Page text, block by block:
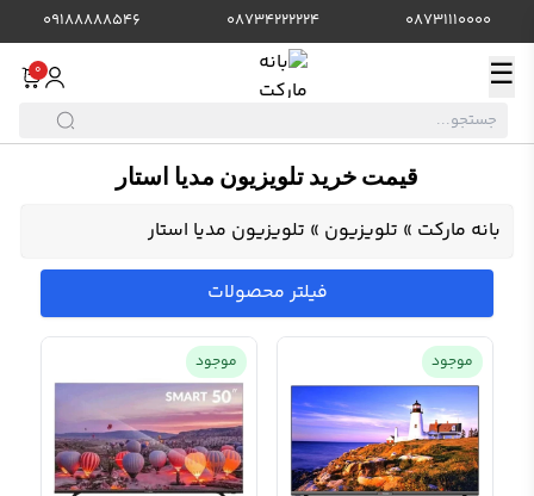
08731110000
08734222224
09188888546
☰
0
قیمت خرید تلویزیون مدیا استار
بانه مارکت » تلویزیون » تلویزیون مدیا استار
فیلتر محصولات
موجود موجود